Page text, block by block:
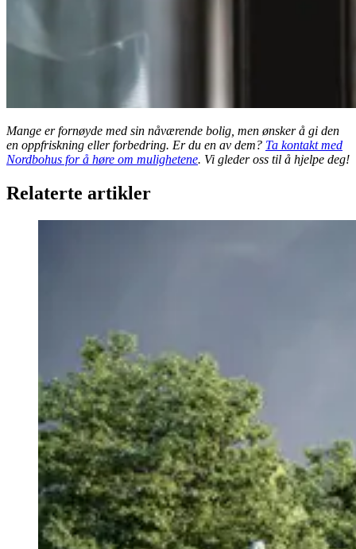
Mange er fornøyde med sin nåværende bolig, men ønsker å gi den
en oppfriskning eller forbedring. Er du en av dem? Ta kontakt med
Nordbohus for å høre om mulighetene. Vi gleder oss til å hjelpe deg!
Relaterte artikler